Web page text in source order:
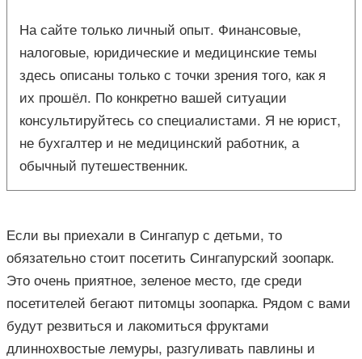
На сайте только личный опыт. Финансовые,
налоговые, юридические и медицинские темы
здесь описаны только с точки зрения того, как я
их прошёл. По конкретно вашей ситуации
консультируйтесь со специалистами. Я не юрист,
не бухгалтер и не медицинский работник, а
обычный путешественник.
Если вы приехали в Сингапур с детьми, то
обязательно стоит посетить Сингапурский зоопарк.
Это очень приятное, зеленое место, где среди
посетителей бегают питомцы зоопарка. Рядом с вами
будут резвиться и лакомиться фруктами
длиннохвостые лемуры, разгуливать павлины и